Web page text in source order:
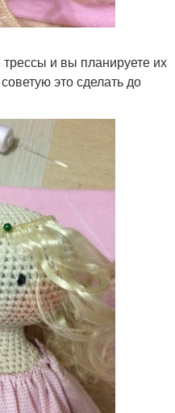
и вы планируете их
это сделать до